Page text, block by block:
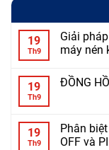
19
Th9
Giải
máy nén
19
Th9
ĐỒNG
19
Th9
Phân
OFF và